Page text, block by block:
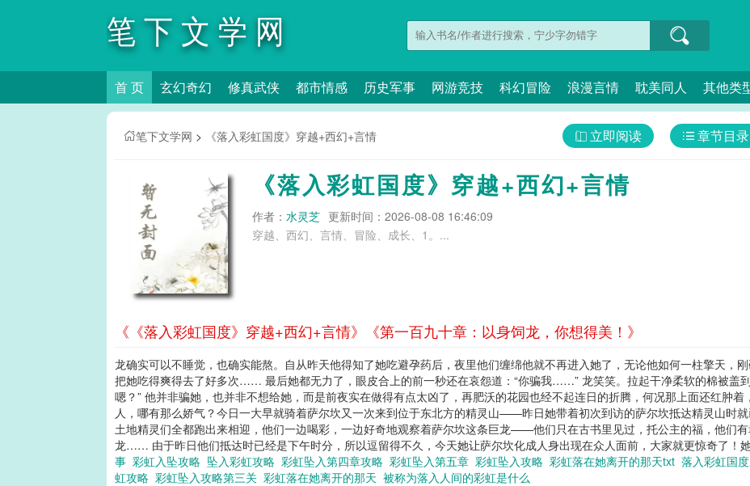
笔下文学网
首 页 玄幻奇幻 修真武侠 都市情感 历史军事 网游竞技 科幻冒险 浪漫言情 耽美同人 其他类
笔下文学网 > 《落入彩虹国度》穿越+西幻+言情 章节目录
立即阅读
《落入彩虹国度》穿越+西幻+言情
作者： 水灵芝 更新时间：2026-08-08 16:46:09
穿越、西幻、言情、冒险、成长、1。...
《《落入彩虹国度》穿越+西幻+言情》《第一百九十章：以身饲龙，你想得美！》
龙确实可以不睡觉，也确实能熬。自从昨天他得知了她吃避孕药后，夜里他们缠绵他就不再进入她了，无论他如何一柱擎天，
把她吃得爽得去了好多次…… 最后她都无力了，眼皮合上的前一秒还在哀怨道：“你骗我……” 龙笑笑。拉起干净柔软的棉被盖
嗯？” 他并非骗她，也并非不想给她，而是前夜实在做得有点太凶了，再肥沃的花园也经不起连日的折腾，何况那上面还红肿
人，哪有那么娇气？今日一大早就骑着萨尔坎又一次来到位于东北方的精灵山——昨日她带着初次到访的萨尔坎抵达精灵山时
土地精灵们全都跑出来相迎，他们一边喝彩，一边好奇地观察着萨尔坎这条巨龙——他们只在古书里见过，托公主的福，他们
龙…… 由于昨日他们抵达时已经是下午时分，所以逗留得不久，今天她让萨尔坎化成人身出现在众人面前，大家就更惊奇了！
事 彩虹入坠攻略 坠入彩虹攻略 彩虹坠入第四章攻略 彩虹坠入第五章 彩虹坠入攻略 彩虹落在她离开的那天txt 落入彩虹国
虹攻略 彩虹坠入攻略第三关 彩虹落在她离开的那天 被称为落入人间的彩虹是什么